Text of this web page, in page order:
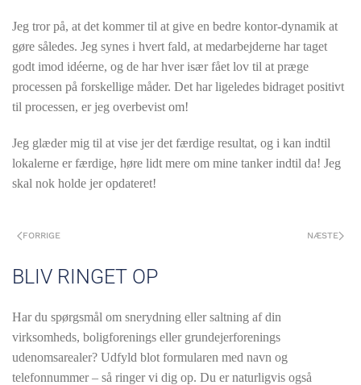
Jeg tror på, at det kommer til at give en bedre kontor-dynamik at
gøre således. Jeg synes i hvert fald, at medarbejderne har taget
godt imod idéerne, og de har hver især fået lov til at præge
processen på forskellige måder. Det har ligeledes bidraget positivt
til processen, er jeg overbevist om!
Jeg glæder mig til at vise jer det færdige resultat, og i kan indtil
lokalerne er færdige, høre lidt mere om mine tanker indtil da! Jeg
skal nok holde jer opdateret!
FORRIGE NÆSTE
BLIV RINGET OP
Har du spørgsmål om snerydning eller saltning af din
virksomheds, boligforenings eller grundejerforenings
udenomsarealer? Udfyld blot formularen med navn og
telefonnummer – så ringer vi dig op. Du er naturligvis også